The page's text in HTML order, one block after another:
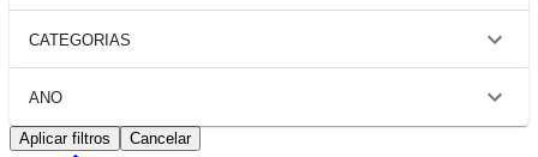
CATEGORIAS
ANO
Aplicar filtros Cancelar